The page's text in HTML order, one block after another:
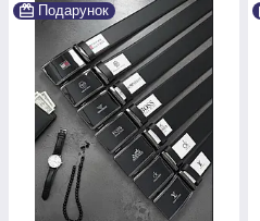
Подарунок